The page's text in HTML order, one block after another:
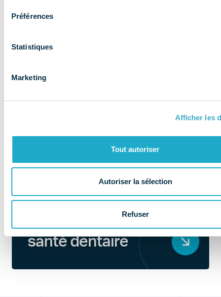
Préférences
Statistiques
Marketing
Afficher les
Tout autoriser
Autoriser la sélection
Refuser
expertise aux
les accompagne
Au coeur de la
santé dentaire